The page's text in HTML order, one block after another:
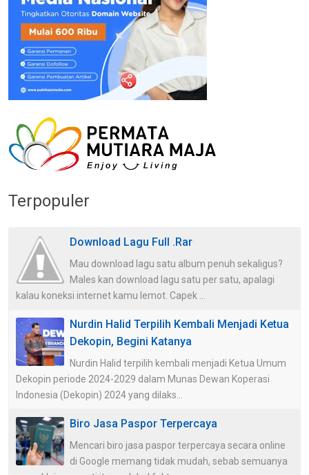
Terpopuler
Download Lagu Full .Rar
Mau download lagu satu album penuh sekaligus?
Males kan download lagu satu per satu, apalagi
kalau koneksi internet kamu lemot. Capek ...
Nurdin Halid Terpilih Kembali Menjadi Ketua
Dekopin, Begini Katanya
Nurdin Halid terpilih kembali menjadi Ketua Umum
Dekopin periode 2024-2029 dalam Munas Dewan Koperasi
Indonesia (Dekopin) 2024 yang dilaks...
Biro Jasa Paspor Terpercaya
Mencari biro jasa paspor terpercaya secara online
di Google memang tidak mudah, sebab semuanya